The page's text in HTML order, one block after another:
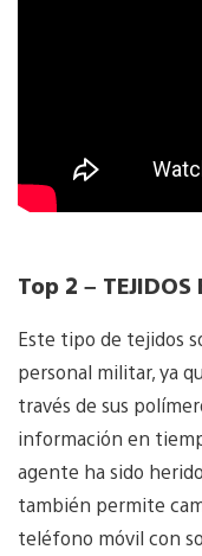
Top 2 – TEJIDOS
Este tipo de tejidos
personal militar, ya
través de sus
información en
agente ha sido
también permite
teléfono móvil con